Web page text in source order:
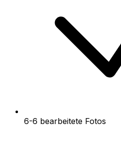
6-6 bearbeitete Fotos